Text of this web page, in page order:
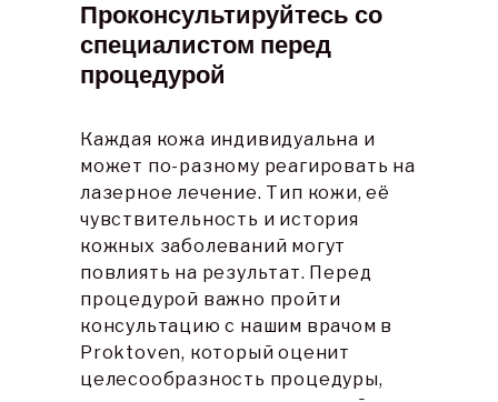
Проконсультируйтесь со
специалистом перед
процедурой
Каждая кожа индивидуальна и
может по-разному реагировать на
лазерное лечение. Тип кожи, её
чувствительность и история
кожных заболеваний могут
повлиять на результат. Перед
процедурой важно пройти
консультацию с нашим врачом в
Proktoven, который оценит
целесообразность процедуры,